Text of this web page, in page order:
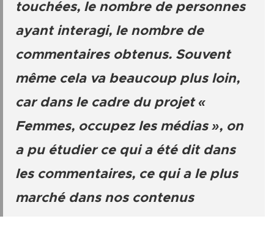
touchées, le nombre de personnes
ayant interagi, le nombre de
commentaires obtenus. Souvent
même cela va beaucoup plus loin,
car dans le cadre du projet «
Femmes, occupez les médias », on
a pu étudier ce qui a été dit dans
les commentaires, ce qui a le plus
marché dans nos contenus